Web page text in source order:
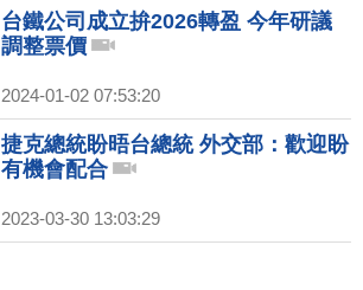
台鐵公司成立拚2026轉盈 今年研議
調整票價
2024-01-02 07:53:20
捷克總統盼晤台總統 外交部：歡迎盼
有機會配合
2023-03-30 13:03:29